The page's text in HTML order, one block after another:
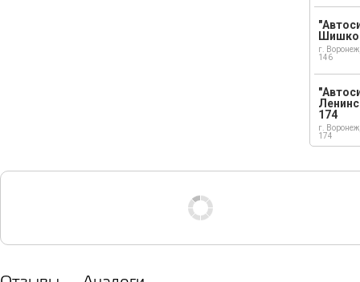
г.
146
174
г.
174